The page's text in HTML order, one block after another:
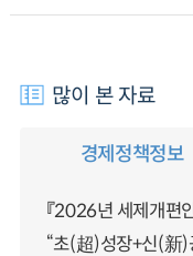
많이 본 자료
경제정책정보
『2026년 세제개편
“초(超)성장+신(新)